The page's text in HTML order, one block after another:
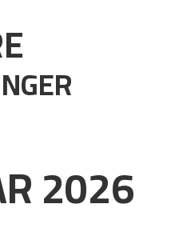
2026